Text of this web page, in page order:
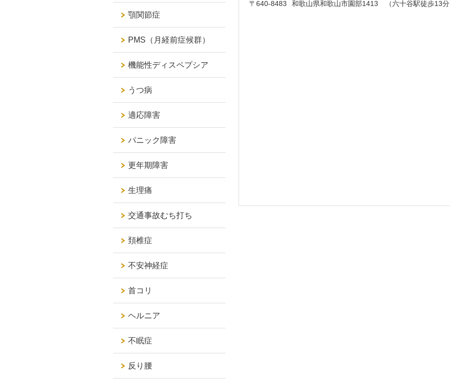
〒640-8483 和歌山県和歌山市園部1413 （六十谷駅徒歩13
顎関節症
PMS（月経前症候群）
機能性ディスペプシア
うつ病
適応障害
パニック障害
更年期障害
生理痛
交通事故むち打ち
頚椎症
不安神経症
首コリ
ヘルニア
不眠症
反り腰